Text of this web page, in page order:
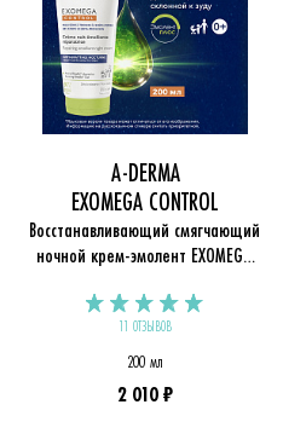
A-DERMA
EXOMEGA CONTROL
Восстанавливающий смягчающий
ночной крем-эмолент EXOMEGA
11 ОТЗЫВОВ
200 мл
2 010 ₽